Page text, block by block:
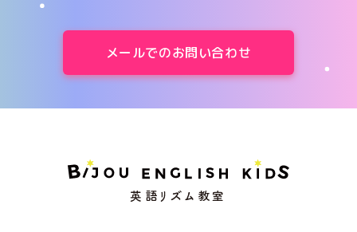
メールでのお問い合わせ